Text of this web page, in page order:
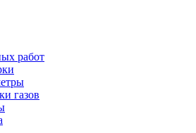
работ
газов